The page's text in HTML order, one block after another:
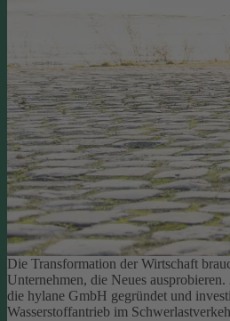
Die Transformation der Wirtschaft
Unternehmen, die Neues
die hylane GmbH gegründet und
Wasserstoffantrieb im